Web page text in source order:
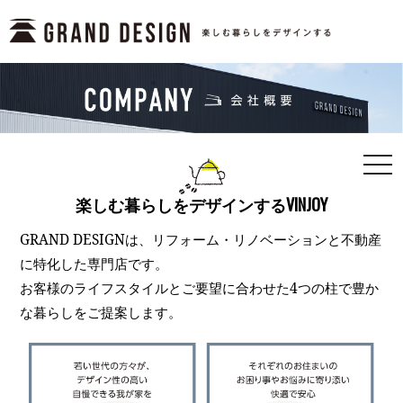
楽しむ暮らしをデザインするVINJOY
GRAND DESIGNは、リフォーム・リノベーションと不動産
に特化した専門店です。
お客様のライフスタイルとご要望に合わせた4つの柱で豊か
な暮らしをご提案します。